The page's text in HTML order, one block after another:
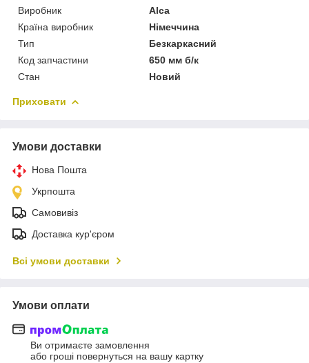
Виробник
Alca
Країна виробник
Німеччина
Тип
Безкаркасний
Код запчастини
650 мм б/к
Стан
Новий
Приховати
Умови доставки
Нова Пошта
Укрпошта
Самовивіз
Доставка кур'єром
Всі умови доставки
Умови оплати
Ви отримаєте замовлення
або гроші повернуться на вашу картку